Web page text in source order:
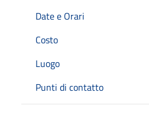
Date e Orari
Costo
Luogo
Punti di contatto